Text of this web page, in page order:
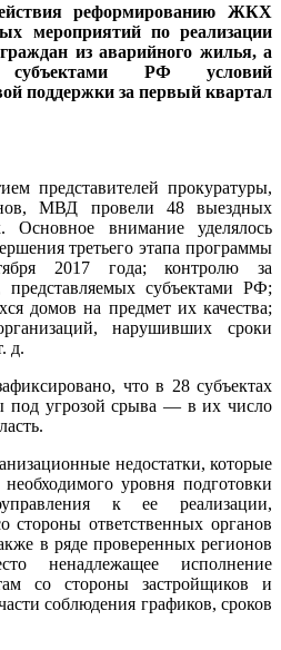
реформированию ЖКХ
мероприятий по реализации
из аварийного жилья, а
РФ условий
поддержки за первый квартал
представителей прокуратуры,
МВД провели 48 выездных
Основное внимание уделялось
третьего этапа программы
2017 года; контролю за
представляемых субъектами РФ;
домов на предмет их качества;
нарушивших сроки
д.
что в 28 субъектах
под угрозой срыва — в их число
недостатки, которые
уровня подготовки
к ее реализации,
стороны ответственных органов
в ряде проверенных регионов
ненадлежащее исполнение
со стороны застройщиков и
соблюдения графиков, сроков